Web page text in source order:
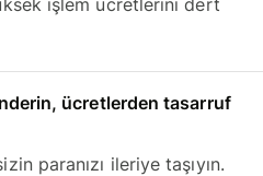
işlem ücretlerini dert
ücretlerden tasarruf
paranızı ileriye taşıyın.